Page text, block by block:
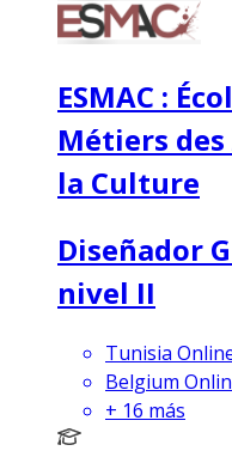
ESMAC :
Métiers
la Culture
Diseñador
nivel II
Tunisia
Belgium
+ 16 más